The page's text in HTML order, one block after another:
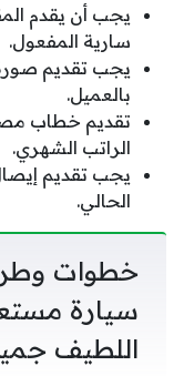
يجب أن يقدم
سارية المفعول.
يجب تقديم
بالعميل.
تقديم خطاب
الراتب الشهري.
يجب تقديم
الحالي.
خطوات
سيارة
اللطيف